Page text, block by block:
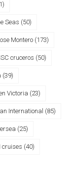
Seas (50)
Montero (173)
cruceros (50)
(39)
Victoria (23)
International (85)
(25)
cruises (40)